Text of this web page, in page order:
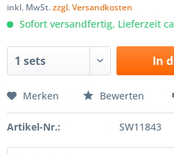
inkl. MwSt.zzgl. Versandkosten
Sofort versandfertig, Lieferzeit
In
Merken Bewerten
Artikel-Nr.: SW11843